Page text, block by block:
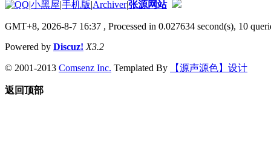
|小黑屋|手机版|Archiver|张源网站
GMT+8, 2026-8-7 16:37 , Processed in 0.027634 second(s), 10
Powered by Discuz! X3.2
© 2001-2013 Comsenz Inc. Templated By 【源声源色】设计
返回顶部